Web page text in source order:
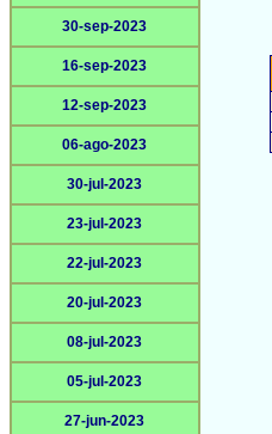
30-sep-2023
16-sep-2023
12-sep-2023
06-ago-2023
30-jul-2023
23-jul-2023
22-jul-2023
20-jul-2023
08-jul-2023
05-jul-2023
27-jun-2023